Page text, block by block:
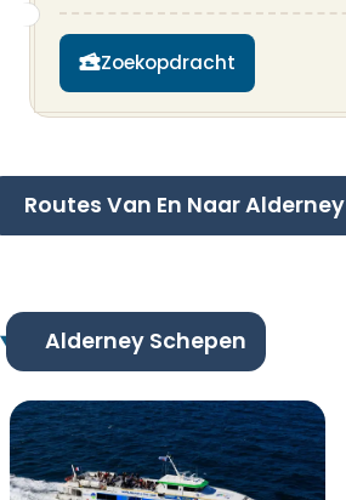
Zoekopdracht
Routes Van En Naar Alderney
Alderney Schepen